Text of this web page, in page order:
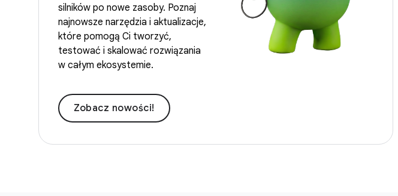
silników po nowe zasoby. Poznaj
najnowsze narzędzia i aktualizacje,
które pomogą Ci tworzyć,
testować i skalować rozwiązania
w całym ekosystemie.
Zobacz nowości!